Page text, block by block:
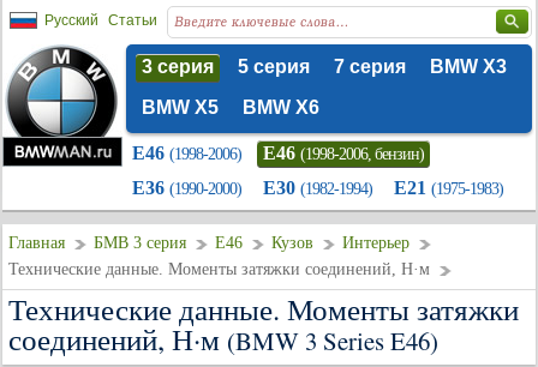
Русский Статьи
3 серия 5 серия 7 серия
BMW X3
BMW X5
BMW X6
E46 (1998-2006) E46 (1998-2006, бензин)
E36 (1990-2000) E30 (1982-1994) E21 (1975-1983)
Главная БМВ 3 серия E46 Кузов
Интерьер
Технические данные. Моменты затяжки соединений, Н·м
Технические данные. Моменты затяжки
соединений, Н·м (BMW 3 Series E46)